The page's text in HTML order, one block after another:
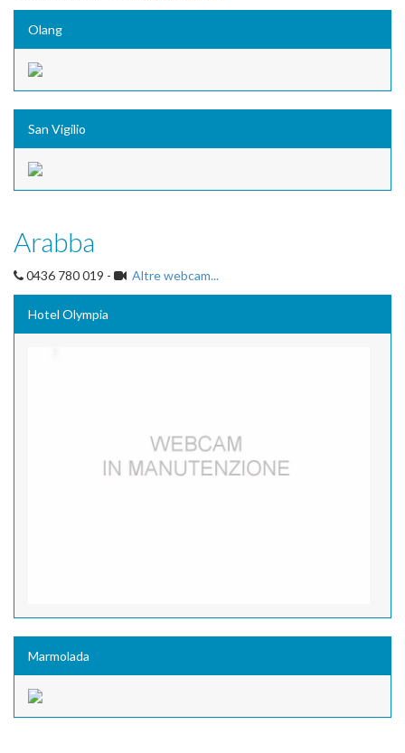
Olang
San Vigilio
Arabba
0436 780 019 - Altre webcam...
Hotel Olympia
Marmolada